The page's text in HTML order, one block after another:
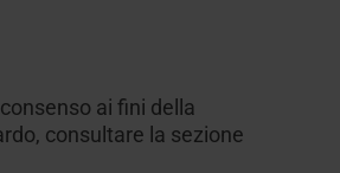
ai fini della
consultare la sezione